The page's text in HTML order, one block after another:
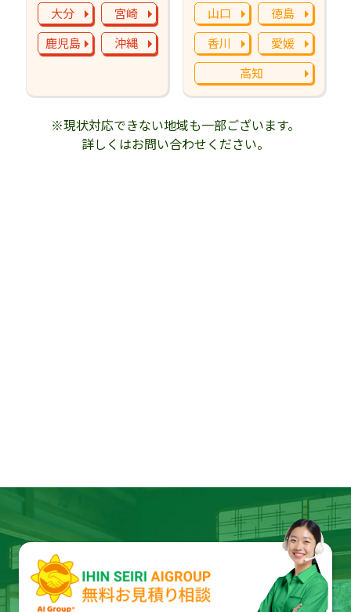
大分
宮崎
鹿児島
沖縄
山口
徳島
香川
愛媛
高知
※現状対応できない地域も一部ございます。
詳しくはお問い合わせください。